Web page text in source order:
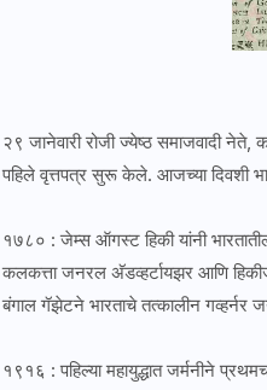
२९ जानेवारी रोजी ज्येष्ठ समाजवादी
पहिले वृत्तपत्र सुरू केले. आजच्या दिवशी
१७८० : जेम्स ऑगस्ट हिकी यांनी
कलकत्ता जनरल अ‍ॅडव्हर्टायझर आणि
बंगाल गॅझेटने भारताचे तत्कालीन गव्हर्नर
१९१६ : पहिल्या महायुद्धात जर्मनीने